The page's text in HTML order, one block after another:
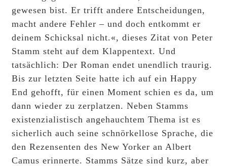
gewesen bist. Er trifft andere Entscheidungen,
macht andere Fehler – und doch entkommt er
deinem Schicksal nicht.«, dieses Zitat von Peter
Stamm steht auf dem Klappentext. Und
tatsächlich: Der Roman endet unendlich traurig.
Bis zur letzten Seite hatte ich auf ein Happy
End gehofft, für einen Moment schien es da, um
dann wieder zu zerplatzen. Neben Stamms
existenzialistisch angehauchtem Thema ist es
sicherlich auch seine schnörkellose Sprache, die
den Rezensenten des New Yorker an Albert
Camus erinnerte. Stamms Sätze sind kurz, aber